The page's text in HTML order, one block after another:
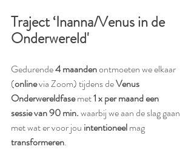
Traject ‘Inanna/Venus in de
Onderwereld'
Gedurende 4 maanden ontmoeten we elkaar
(online via Zoom) tijdens de Venus
Onderwereldfase met 1 x per maand een
sessie van 90 min. waarbij we aan de slag gaan
met wat er voor jou intentioneel mag
transformeren.